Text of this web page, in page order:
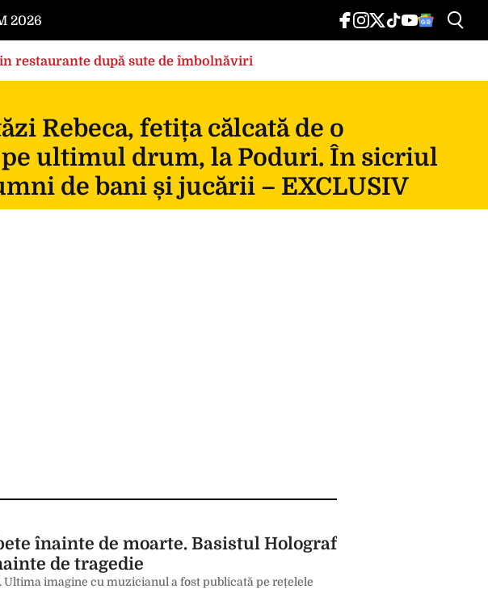
2026
restaurante după sute de îmbolnăviri
Rebeca, fetița călcată de o
ultimul drum, la Poduri. În sicriul
de bani și jucării – EXCLUSIV
înainte de moarte. Basistul Holograf
de tragedie
imagine cu muzicianul a fost publicată pe rețelele